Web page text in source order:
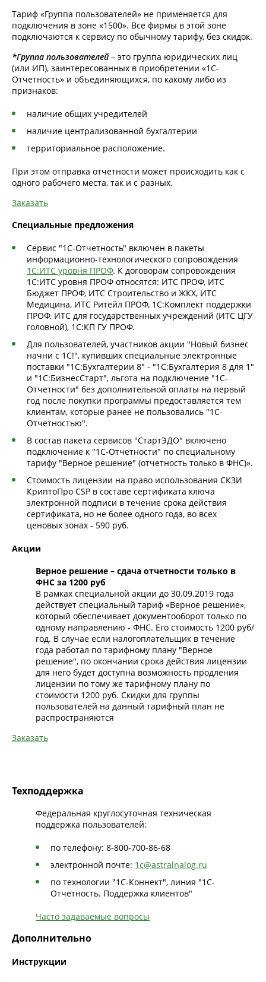
Тариф «Группа пользователей» не применяется для
подключения в зоне «1500». Все фирмы в этой зоне
подключаются к сервису по обычному тарифу, без скидок.
*Группа пользователей– это группа юридических лиц
(или ИП), заинтересованных в приобретении «1С-
Отчетность» и объединяющихся, по какому либо из
признаков:
наличие общих учредителей
наличие централизованной бухгалтерии
территориальное расположение.
При этом отправка отчетности может происходить как с
одного рабочего места, так и с разных.
Заказать
Специальные предложения
Сервис "1С-Отчетность" включен в пакеты
информационно-технологического сопровождения
1С:ИТС уровня ПРОФ. К договорам сопровождения
1С:ИТС уровня ПРОФ относятся: ИТС ПРОФ, ИТС
Бюджет ПРОФ, ИТС Строительство и ЖКХ, ИТС
Медицина, ИТС Ритейл ПРОФ, 1С:Комплект поддержки
ПРОФ, ИТС для государственных учреждений (ИТС ЦГУ
головной), 1С:КП ГУ ПРОФ.
Для пользователей, участников акции "Новый бизнес
начни с 1С!", купивших специальные электронные
поставки "1С:Бухгалтерии 8" - "1С:Бухгалтерия 8 для 1"
и "1С:БизнесСтарт", льгота на подключение "1С-
Отчетности" без дополнительной оплаты на первый
год после покупки программы предоставляется тем
клиентам, которые ранее не пользовались "1С-
Отчетностью".
В состав пакета сервисов "СтартЭДО" включено
подключение к "1С-Отчетности" по специальному
тарифу "Верное решение" (отчетность только в ФНС)».
Стоимость лицензии на право использования СКЗИ
КриптоПро CSP в составе сертификата ключа
электронной подписи в течение срока действия
сертификата, но не более одного года, во всех
ценовых зонах - 590 руб.
Акции
Верное решение – сдача отчетности только в
ФНС за 1200 руб
В рамках специальной акции до 30.09.2019 года
действует специальный тариф «Верное решение»,
который обеспечивает документооборот только по
одному направлению - ФНС. Его стоимость 1200 руб/
год. В случае если налогоплательщик в течение
года работал по тарифному плану "Верное
решение", по окончании срока действия лицензии
для него будет доступна возможность продления
лицензии по тому же тарифному плану по
стоимости 1200 руб. Скидки для группы
пользователей на данный тарифный план не
распространяются
Заказать
Техподдержка
Федеральная круглосуточная техническая
поддержка пользователей:
по телефону: 8-800-700-86-68
электронной почте: 1c@astralnalog.ru
по технологии "1С-Коннект", линия "1С-
Отчетность. Поддержка клиентов"
Часто задаваемые вопросы
Дополнительно
Инструкции